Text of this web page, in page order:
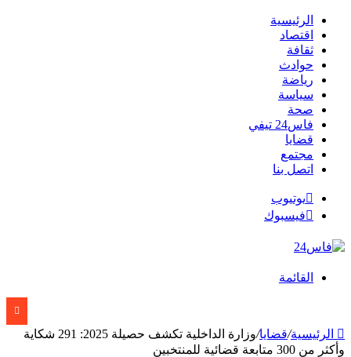
الرئيسية
اقتصاد
ثقافة
حوادث
رياضة
سياسة
صحة
فاس24 تيفي
قضايا
مجتمع
اتصل بنا
يوتيوب
فيسبوك
القائمة
الرئيسية/قضايا/
وزارة الداخلية تكشف حصيلة 2025: 291 شكاية
وأكثر من 300 متابعة قضائية للمنتخبين